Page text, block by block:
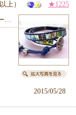
上） ★1225
…
2015/05/28